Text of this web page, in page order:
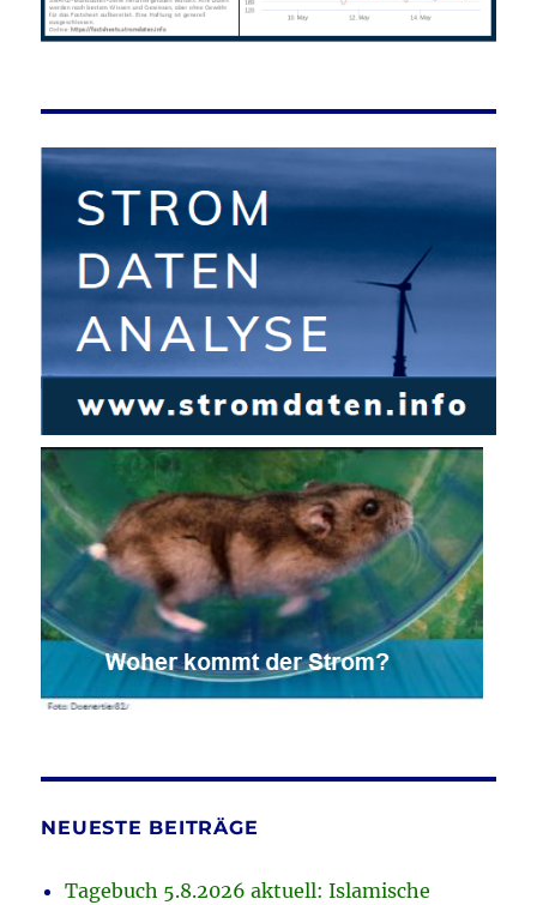
NEUESTE BEITRÄGE
Tagebuch 5.8.2026 aktuell: Islamische